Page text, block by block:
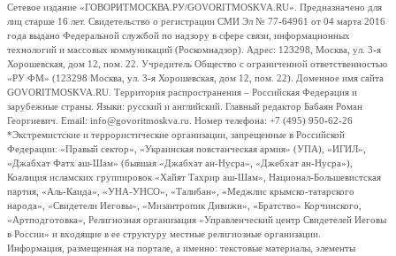
Сетевое издание «ГОВОРИТМОСКВА.РУ/GOVORITMOSKVA.RU». Предназначено для
лиц старше 16 лет. Свидетельство о регистрации СМИ Эл № 77-64961 от 04 марта 2016
года выдано Федеральной службой по надзору в сфере связи, информационных
технологий и массовых коммуникаций (Роскомнадзор). Адрес: 123298, Москва, ул. 3-я
Хорошевская, дом 12, пом. 22. Учредитель Общество с ограниченной ответственностью
«РУ ФМ» (123298 Москва, ул. 3-я Хорошевская, дом 12, пом. 22). Доменное имя сайта
GOVORITMOSKVA.RU. Территория распространения – Российская Федерация и
зарубежные страны. Языки: русский и английский. Главный редактор Бабаян Роман
Георгиевич. Email: info@govoritmoskva.ru. Номер телефона: +7 (495) 950-62-26
*Экстремистские и террористические организации, запрещенные в Российской
Федерации: «Правый сектор», «Украинская повстанческая армия» (УПА), «ИГИЛ»,
«Джабхат Фатх аш-Шам» (бывшая «Джабхат ан-Нусра», «Джебхат ан-Нусра»),
Коалиция исламских группировок «Хайят Тахрир аш-Шам», Национал-Большевистская
партия, «Аль-Каида», «УНА-УНСО», «Талибан», «Меджлис крымско-татарского
народа», «Свидетели Иеговы», «Мизантропик Дивижн», «Братство» Корчинского,
«Артподготовка», Религиозная организация «Управленческий центр Свидетелей Иеговы
в России» и входящие в ее структуру местные религиозные организации.
Информация, размещенная на портале, а именно: текстовые материалы, элементы